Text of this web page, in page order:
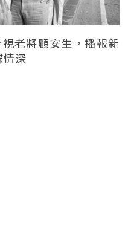
老將顧安生，播報新
情深